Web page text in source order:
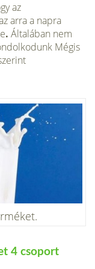
az
arra a napra
. Általában nem
Mégis
4 csoport